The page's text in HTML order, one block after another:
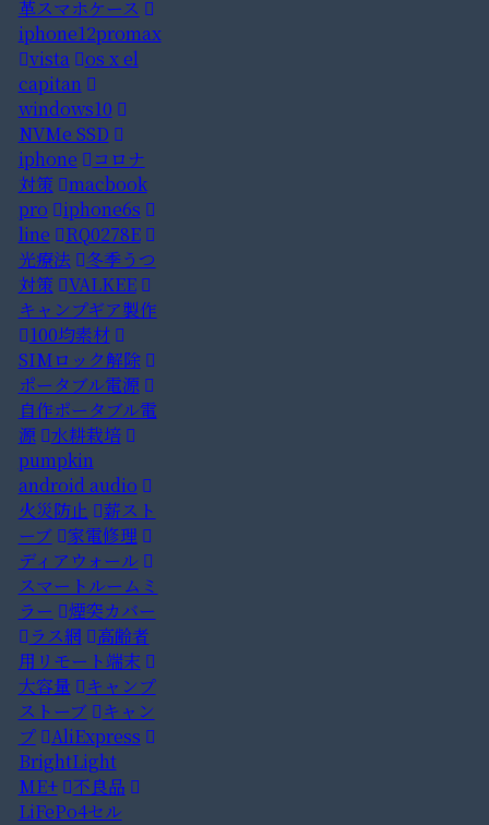
革スマホケース
iphone12promax
vista
os x el
capitan
windows10
NVMe SSD
iphone
コロナ
対策
macbook
pro
iphone6s
line
RQ0278E
光療法
冬季うつ
対策
VALKEE
キャンプギア製作
100均素材
SIMロック解除
ポータブル電源
自作ポータブル電
源
水耕栽培
pumpkin
android audio
火災防止
薪スト
ーブ
家電修理
ディアウォール
スマートルームミ
ラー
煙突カバー
ラス網
高齢者
用リモート端末
大容量
キャンプ
ストーブ
キャン
プ
AliExpress
BrightLight
ME+
不良品
LiFePo4セル